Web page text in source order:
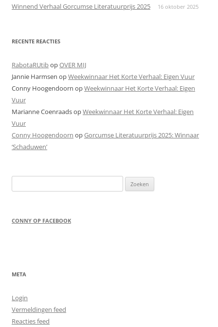
Winnend Verhaal Gorcumse Literatuurprijs 2025 16 oktober 2025
RECENTE REACTIES
RabotaRUtibopOVER MIJ
Jannie Harmsen opWeekwinnaar Het Korte Verhaal: Eigen Vuur
Conny Hoogendoorn opWeekwinnaar Het Korte Verhaal: Eigen
Vuur
Marianne CoenraadsopWeekwinnaar Het Korte Verhaal: Eigen
Vuur
Conny Hoogendoorn opGorcumse Literatuurprijs 2025: Winnaar
‘Schaduwen’
naar:
CONNY OP FACEBOOK
META
Login
Vermeldingen feed
Reacties feed